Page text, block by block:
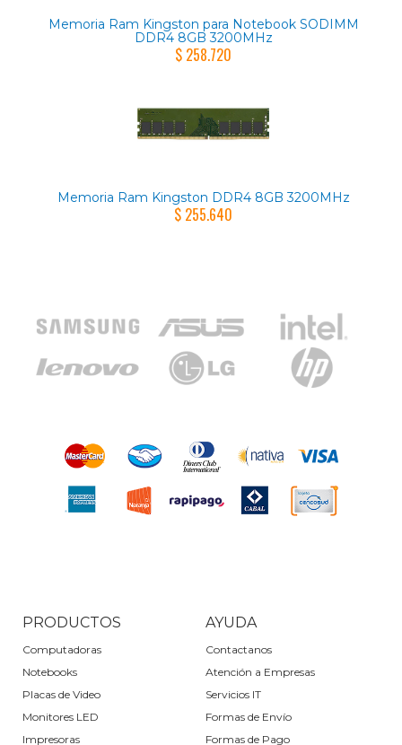
Memoria Ram Kingston para Notebook SODIMM
DDR4 8GB 3200MHz
$ 258.720
Memoria Ram Kingston DDR4 8GB 3200MHz
$ 255.640
PRODUCTOS
Computadoras
Notebooks
Placas de Video
Monitores LED
Impresoras
AYUDA
Contactanos
Atención a Empresas
Servicios IT
Formas de Envío
Formas de Pago